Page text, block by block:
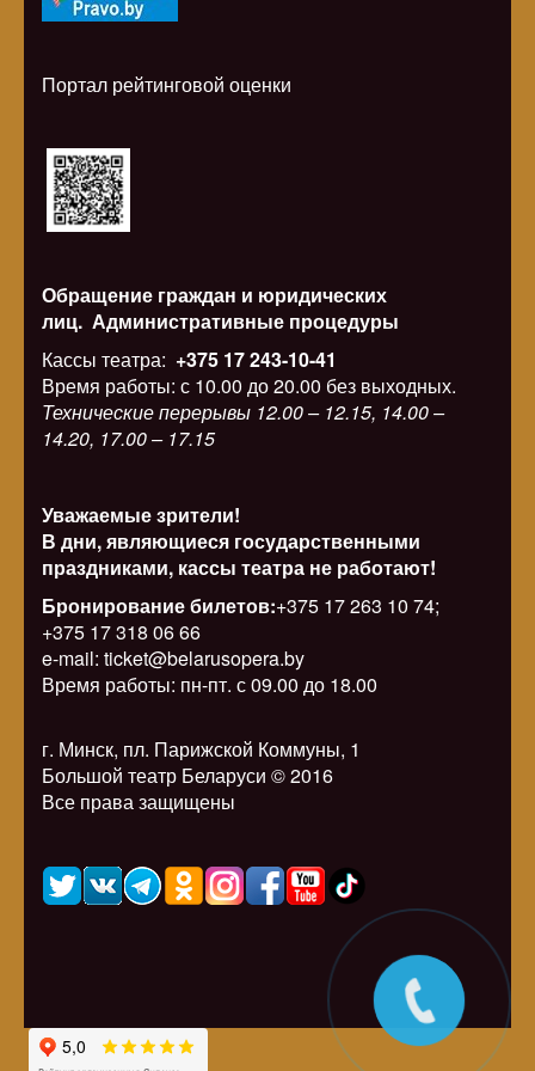
Портал рейтинговой оценки
Обращение граждан и юридических
лиц. Административные процедуры
Кассы театра: +375 17 243-10-41
Время работы: с 10.00 до 20.00 без выходных.
Технические перерывы 12.00 – 12.15, 14.00 –
14.20, 17.00 – 17.15
Уважаемые зрители!
В дни, являющиеся государственными
праздниками, кассы театра не работают!
Бронирование билетов:+375 17 263 10 74;
+375 17 318 06 66
e-mail: ticket@belarusopera.by
Время работы: пн-пт. с 09.00 до 18.00
г. Минск, пл. Парижской Коммуны, 1
Большой театр Беларуси © 2016
Все права защищены